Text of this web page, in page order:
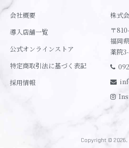
会社概要
導入店舗一覧
公式オンラインストア
特定商取引法に基づく表記
採用情報
株式
〒
福岡
薬院
Copyright © 2026,